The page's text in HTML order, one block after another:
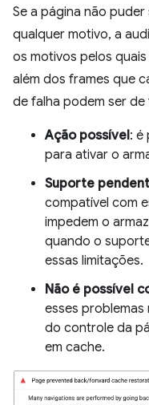
Se a página não
qualquer motivo, a
os motivos pelos
além dos frames que
de falha podem ser
Ação possível: é
para ativar o
Suporte
compatível com
impedem o
quando o
essas limitações.
Não é possível
esses
do controle da
em cache.